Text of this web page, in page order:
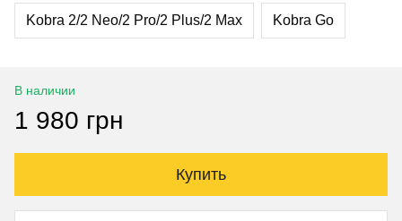
Kobra 2/2 Neo/2 Pro/2 Plus/2 Max Kobra Go
В наличии
1 980 грн
Купить